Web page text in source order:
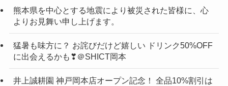
熊本県を中心とする地震により被災された皆様に、心
よりお見舞い申し上げます。
猛暑も味方に？ お詫びだけど嬉しい ドリンク50%OFF
に出会えるかも❣＠SHICT岡本
井上誠耕園 神戸岡本店オープン記念！ 全品10%割引は